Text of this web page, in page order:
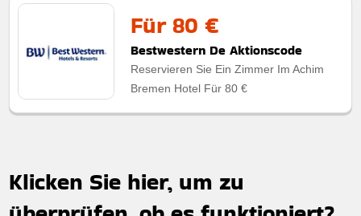
Für 80 €
Bestwestern De Aktionscode
Reservieren Sie Ein Zimmer Im Achim
Bremen Hotel Für 80 €
Klicken Sie hier, um zu